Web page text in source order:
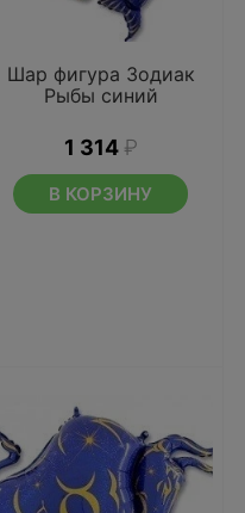
Шар фигура Зодиак
Рыбы синий
1 314 ₽
В КОРЗИНУ